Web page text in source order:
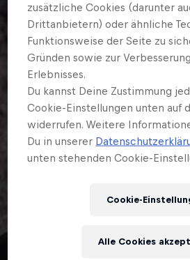
zusätzliche Cookies (darunter
Drittanbietern) oder ähnliche
Funktionsweise der Seite zu
Gründen sowie zur
Erlebnisses.
Du kannst Deine Zustimmung
Cookie-Einstellungen unten auf
widerrufen. Weitere
Du in unserer
unten stehenden Cookie-
Cookie-
Alle Cookies